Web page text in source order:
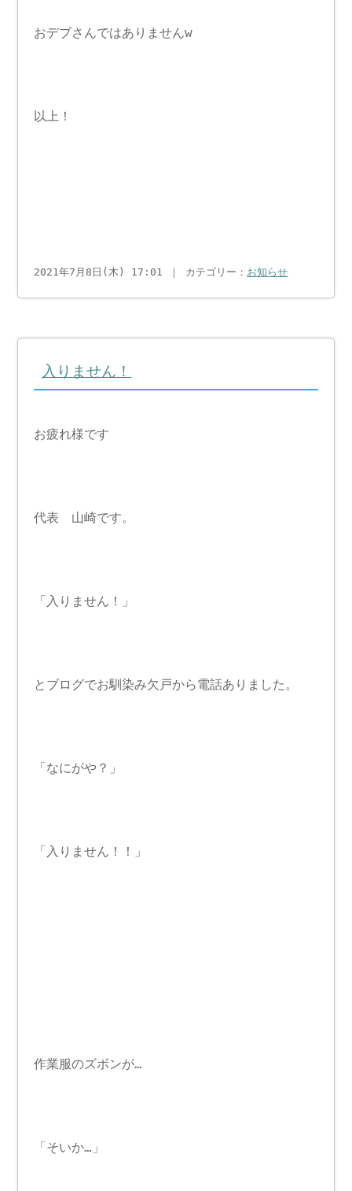
おデブさんではありませんw
以上！
2021年7月8日(木) 17:01 ｜ カテゴリー： お知らせ
入りません！
お疲れ様です
代表 山崎です。
「入りません！」
とブログでお馴染み欠戸から電話ありました。
「なにがや？」
「入りません！！」
作業服のズボンが…
「そいか…」